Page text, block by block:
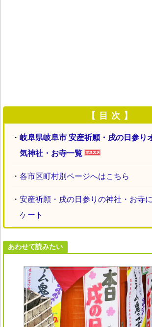
【 目 次 】
・ 岐阜県岐阜市 安産祈願・戌の日参り
気神社・お寺一覧
・ 各市区町村別ページへはこちら
・ 安産祈願・戌の日参りの神社・お寺
ケート
あわせて読みたい